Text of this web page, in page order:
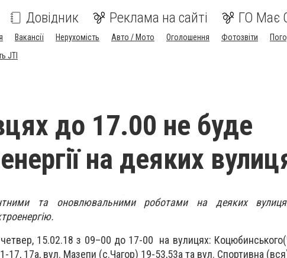
Довідник Реклама на сайті ГО Має
Вакансії Нерухомість Авто / Мото Оголошення Фотозвіти
JTI
до 17.00 не буде
на деяких
та оновлювальними роботами на деяких
15.02.18 з 09–00 до 17-00 на вулицях:
17, 17а, вул. Мазепи (с.Чагор) 19-53,53а та вул. Спортивна